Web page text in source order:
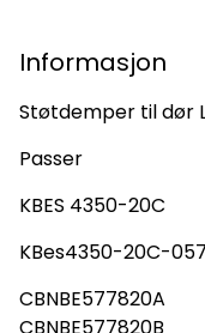
Informasjon
Støtdemper til dør
Passer
KBES 4350-20C
KBes4350-20C-057
CBNBE577820A
CBNBE577820B